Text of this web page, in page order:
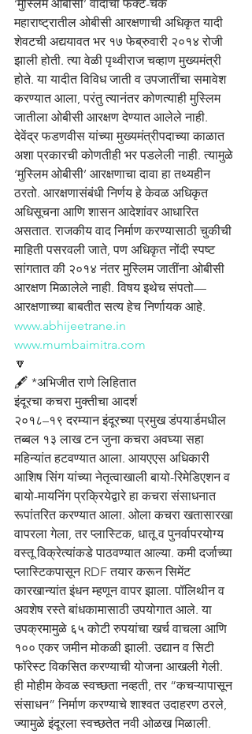
‘मुस्लिम ओबीसी’ वादाचा फॅक्ट-चेक
महाराष्ट्रातील ओबीसी आरक्षणाची अधिकृत यादी
शेवटची अद्ययावत भर १७ फेब्रुवारी २०१४ रोजी
झाली होती. त्या वेळी पृथ्वीराज चव्हाण मुख्यमंत्री
होते. या यादीत विविध जाती व उपजातींचा समावेश
करण्यात आला, परंतु त्यानंतर कोणत्याही मुस्लिम
जातीला ओबीसी आरक्षण देण्यात आलेले नाही.
देवेंद्र फडणवीस यांच्या मुख्यमंत्रीपदाच्या काळात
अशा प्रकारची कोणतीही भर पडलेली नाही. त्यामुळे
‘मुस्लिम ओबीसी’ आरक्षणाचा दावा हा तथ्यहीन
ठरतो. आरक्षणासंबंधी निर्णय हे केवळ अधिकृत
अधिसूचना आणि शासन आदेशांवर आधारित
असतात. राजकीय वाद निर्माण करण्यासाठी चुकीची
माहिती पसरवली जाते, पण अधिकृत नोंदी स्पष्ट
सांगतात की २०१४ नंतर मुस्लिम जातींना ओबीसी
आरक्षण मिळालेले नाही. विषय इथेच संपतो—
आरक्षणाच्या बाबतीत सत्य हेच निर्णायक आहे.
www.abhijeetrane.in
www.mumbaimitra.com
🔽
🖋️ *अभिजीत राणे लिहितात
इंदूरचा कचरा मुक्तीचा आदर्श
२०१८–१९ दरम्यान इंदूरच्या प्रमुख डंपयार्डमधील
तब्बल १३ लाख टन जुना कचरा अवघ्या सहा
महिन्यांत हटवण्यात आला. आयएएस अधिकारी
आशिष सिंग यांच्या नेतृत्वाखाली बायो-रिमेडिएशन व
बायो-मायनिंग प्रक्रियेद्वारे हा कचरा संसाधनात
रूपांतरित करण्यात आला. ओला कचरा खतासारखा
वापरला गेला, तर प्लास्टिक, धातू व पुनर्वापरयोग्य
वस्तू विक्रेत्यांकडे पाठवण्यात आल्या. कमी दर्जाच्या
प्लास्टिकपासून RDF तयार करून सिमेंट
कारखान्यांत इंधन म्हणून वापर झाला. पॉलिथीन व
अवशेष रस्ते बांधकामासाठी उपयोगात आले. या
उपक्रमामुळे ६५ कोटी रुपयांचा खर्च वाचला आणि
१०० एकर जमीन मोकळी झाली. उद्यान व सिटी
फॉरेस्ट विकसित करण्याची योजना आखली गेली.
ही मोहीम केवळ स्वच्छता नव्हती, तर “कचऱ्यापासून
संसाधन” निर्माण करण्याचे शाश्वत उदाहरण ठरले,
ज्यामुळे इंदूरला स्वच्छतेत नवी ओळख मिळाली.